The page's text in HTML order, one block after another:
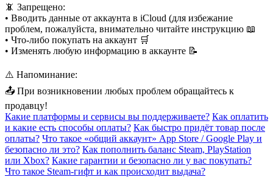
📵 Запрещено:
• Вводить данные от аккаунта в iCloud (для избежание
проблем, пожалуйста, внимательно читайте инструкцию 📖
• Что-либо покупать на аккаунт 🛒
• Изменять любую информацию в аккаунте 📝
⚠️ Напоминание:
📤 При возникновении любых проблем обращайтесь к
продавцу!
Какие платформы и сервисы вы поддерживаете? Как оплатить
и какие есть способы оплаты? Как быстро придёт товар после
оплаты? Что такое «общий аккаунт» App Store / Google Play и
безопасно ли это? Как пополнить баланс Steam, PlayStation
или Xbox? Какие гарантии и безопасно ли у вас покупать?
Что такое Steam-гифт и как происходит выдача?